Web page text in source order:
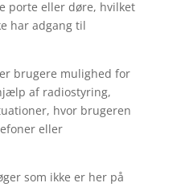
porte eller døre, hvilket
har adgang til
brugere mulighed for
af radiostyring,
hvor brugeren
eller
som ikke er her på